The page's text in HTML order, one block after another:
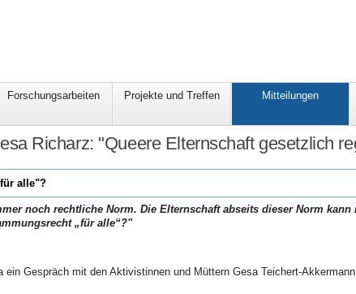
Forschungsarbeiten Projekte und Treffen Mitteilungen
Richarz: "Queere Elternschaft gesetzlich
alle"?
noch rechtliche Norm. Die Elternschaft abseits dieser Norm
„für alle“?"
ein Gespräch mit den Aktivistinnen und Müttern Gesa Teichert-